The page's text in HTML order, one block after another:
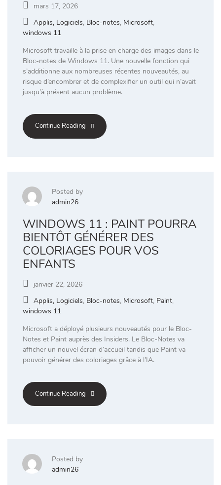
mars 17, 2026
Applis, Logiciels, Bloc-notes, Microsoft,
windows 11
Microsoft travaille à la prise en charge des images dans le
Bloc-notes de Windows 11. Une nouvelle fonction qui
s’additionne aux nombreuses récentes nouveautés, au
risque d’encombrer et de complexifier un outil qui n’avait
jusqu’à présent aucun problème.
Continue Reading
Posted by
admin26
WINDOWS 11 : PAINT POURRA
BIENTÔT GÉNÉRER DES
COLORIAGES POUR VOS
ENFANTS
janvier 22, 2026
Applis, Logiciels, Bloc-notes, Microsoft, Paint,
windows 11
Microsoft a déployé plusieurs nouveautés pour le Bloc-
Notes et Paint auprès des Insiders. Le Bloc-Notes va
afficher un nouvel écran d’accueil tandis que Paint va
pouvoir générer des coloriages grâce à l’IA.
Continue Reading
Posted by
admin26